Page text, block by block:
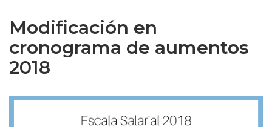
Modificación en
cronograma de aumentos
2018